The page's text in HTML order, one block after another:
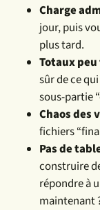
Charge
jour, puis
plus tard.
Totaux
sûr de ce
sous-partie
Chaos des
fichiers
Pas de
construire
répondre à
maintenant